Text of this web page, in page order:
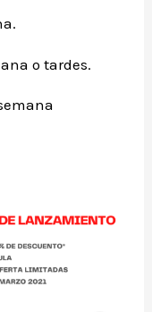
o tardes.